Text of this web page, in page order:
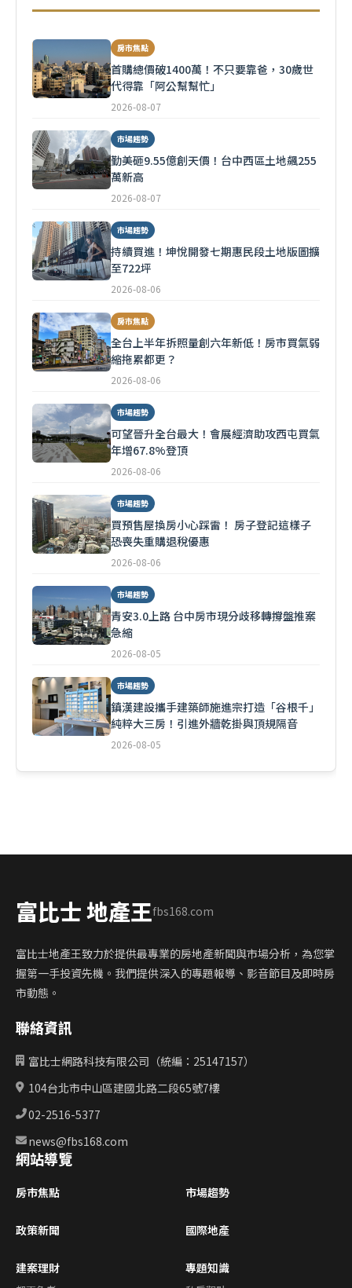
房市焦點
首購總價破1400萬！不只要靠爸，30歲世
代得靠「阿公幫幫忙」
2026-08-07
市場趨勢
勤美砸9.55億創天價！台中西區土地飆255
萬新高
2026-08-07
市場趨勢
持續買進！坤悅開發七期惠民段土地版圖擴
至722坪
2026-08-06
房市焦點
全台上半年拆照量創六年新低！房市買氣弱
縮拖累都更？
2026-08-06
市場趨勢
可望晉升全台最大！會展經濟助攻西屯買氣
年增67.8%登頂
2026-08-06
市場趨勢
買預售屋換房小心踩雷！ 房子登記這樣子
恐喪失重購退稅優惠
2026-08-06
市場趨勢
青安3.0上路 台中房市現分歧移轉撐盤推案
急縮
2026-08-05
市場趨勢
鎮漢建設攜手建築師施進宗打造「谷根千」
純粹大三房！引進外牆乾掛與頂規隔音
2026-08-05
富比士 地產王fbs168.com
富比士地產王致力於提供最專業的房地產新聞與市場分析，為您掌
握第一手投資先機。我們提供深入的專題報導、影音節目及即時房
市動態。
聯絡資訊
富比士網路科技有限公司（統編：25147157）
104台北市中山區建國北路二段65號7樓
02-2516-5377
news@fbs168.com
網站導覽
房市焦點 市場趨勢
政策新聞 國際地產
建案理財 專題知識